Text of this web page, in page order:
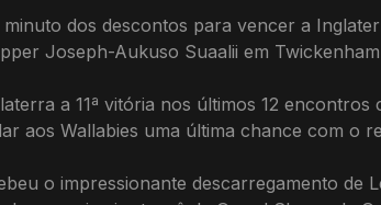
dos descontos para vencer a
Joseph-Aukuso Suaalii em
a 11ª vitória nos últimos 12
aos Wallabies uma última chance com o
o impressionante descarregamento